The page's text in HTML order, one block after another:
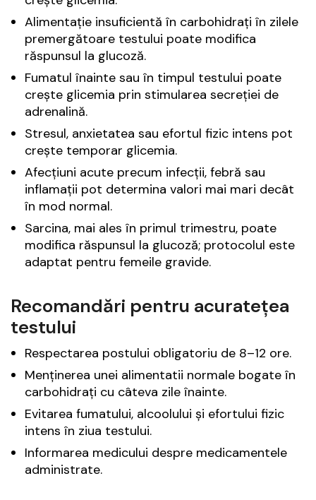
Alimentație insuficientă în carbohidrați în zilele
premergătoare testului poate modifica
răspunsul la glucoză.
Fumatul înainte sau în timpul testului poate
crește glicemia prin stimularea secreției de
adrenalină.
Stresul, anxietatea sau efortul fizic intens pot
crește temporar glicemia.
Afecțiuni acute precum infecții, febră sau
inflamații pot determina valori mai mari decât
în mod normal.
Sarcina, mai ales în primul trimestru, poate
modifica răspunsul la glucoză; protocolul este
adaptat pentru femeile gravide.
Recomandări pentru acuratețea
testului
Respectarea postului obligatoriu de 8–12 ore.
Menținerea unei alimentatii normale bogate în
carbohidrați cu câteva zile înainte.
Evitarea fumatului, alcoolului și efortului fizic
intens în ziua testului.
Informarea medicului despre medicamentele
administrate.